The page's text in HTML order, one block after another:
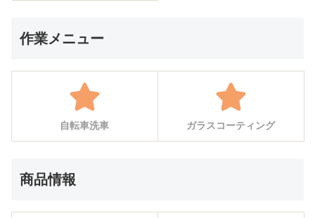
作業メニュー
自転車洗車 ガラスコーティング
商品情報